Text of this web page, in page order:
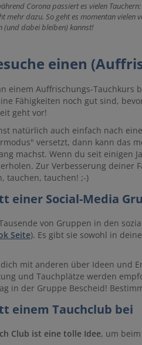
Corona passiert es vielen
mehr dazu. So geht es momentan vielen
(und dabei bleiben) kannst!
einen
einem Auffrischungs-Tauchkurs
Fähigkeiten noch gut sind,
geht vor!
natürlich auch einfach nach
versetzt, dann kann das
machst. Wenn du seit einigen
Zur Verbesserung deiner
tauchen, tauchen! ;-)
einer Social-Media
von Gruppen in den
Seite). Es gibt sie sowohl in
mit anderen über Ideen und
und Tauchplätze werden
in der Gruppe Bescheid!
einem Tauchclub bei
Club ist eine tolle Idee, um